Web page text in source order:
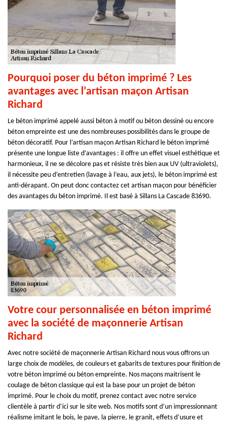
Pourquoi poser du béton imprimé ? Les
avantages avec l’artisan maçon Artisan
Richard
Le béton imprimé appelé aussi béton à motif ou béton dessiné ou encore
béton empreinte est une des nombreuses possibilités dans le groupe de
béton décoratif. Pour l’artisan maçon Artisan Richard le béton imprimé
présente une longue liste d’avantages : il offre un effet visuel esthétique et
harmonieux, il ne se décolore pas et résiste très bien aux UV (ultraviolets),
il nécessite peu d’entretien (lavage à l’eau, aux jets), le béton imprimé est
anti-dérapant. On peut donc contactez cet artisan maçon pour bénéficier
des avantages du béton imprimé. Il est basé à Sillans La Cascade 83690.
Votre cour personnalisée en béton imprimé
avec la société de maçonnerie Artisan
Richard
Avec notre société de maçonnerie Artisan Richard nous vous offrons un
large choix de modèles, de couleurs et gabarits de textures pour finition de
votre béton imprimé ou béton empreinte. Nos maçons maitrisent le
coulage de béton classique qui est la base pour un projet de béton
imprimé. Pour le choix du motif, prenez contact avec notre service
clientèle à partir d’ici sur le site web. Nos motifs sont d’un impressionnant
réalisme imitant le bois, le pave, la pierre, le granit, effets d’usure et